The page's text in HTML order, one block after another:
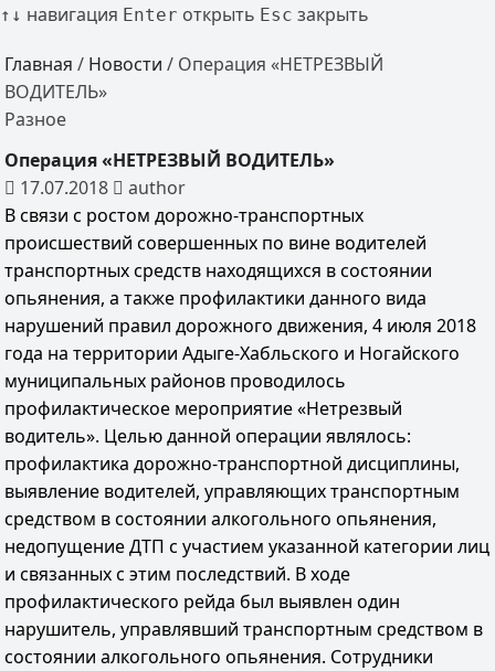
↑ ↓ навигация Enter открыть Esc закрыть
Главная / Новости / Операция «НЕТРЕЗВЫЙ
ВОДИТЕЛЬ»
Разное
Операция «НЕТРЕЗВЫЙ ВОДИТЕЛЬ»
17.07.2018
author
В связи с ростом дорожно-транспортных
происшествий совершенных по вине водителей
транспортных средств находящихся в состоянии
опьянения, а также профилактики данного вида
нарушений правил дорожного движения, 4 июля 2018
года на территории Адыге-Хабльского и Ногайского
муниципальных районов проводилось
профилактическое мероприятие «Нетрезвый
водитель». Целью данной операции являлось:
профилактика дорожно-транспортной дисциплины,
выявление водителей, управляющих транспортным
средством в состоянии алкогольного опьянения,
недопущение ДТП с участием указанной категории лиц
и связанных с этим последствий. В ходе
профилактического рейда был выявлен один
нарушитель, управлявший транспортным средством в
состоянии алкогольного опьянения. Сотрудники